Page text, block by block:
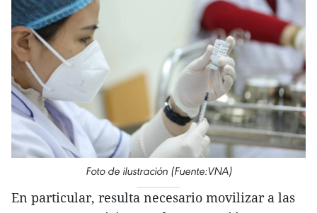
Foto de ilustración (Fuente:VNA)
En particular, resulta necesario movilizar a las